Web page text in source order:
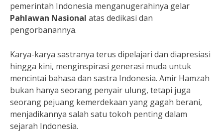
pemerintah Indonesia menganugerahinya gelar
Pahlawan Nasional atas dedikasi dan
pengorbanannya.
Karya-karya sastranya terus dipelajari dan diapresiasi
hingga kini, menginspirasi generasi muda untuk
mencintai bahasa dan sastra Indonesia. Amir Hamzah
bukan hanya seorang penyair ulung, tetapi juga
seorang pejuang kemerdekaan yang gagah berani,
menjadikannya salah satu tokoh penting dalam
sejarah Indonesia.